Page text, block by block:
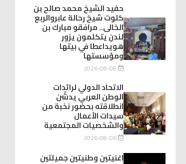
حفيد الشيخ محمد صالح بن
كلوت شيخ رحالة عابروالربع
الخالى.. مرافقو مبارك بن
لندن يتكلمون يزور
هويداعطا في بيتها
ومؤسستها
2026-08-08
الاتحاد الدولي لرائدات
الوطن العربي يدشّن
انطلاقته بحضور نخبة من
سيدات الأعمال
والشخصيات المجتمعية
2026-08-06
اغنيتين وطنيتين جميلتين